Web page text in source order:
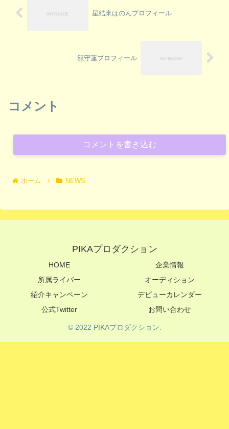
星結來はのんプロフィール
籠守蓮プロフィール
コメント
コメントを書き込む
ホーム NEWS
PIKAプロダクション
HOME
企業情報
所属ライバー
オーディション
紹介キャンペーン
デビューカレンダー
公式Twitter
お問い合わせ
© 2022 PIKAプロダクション.